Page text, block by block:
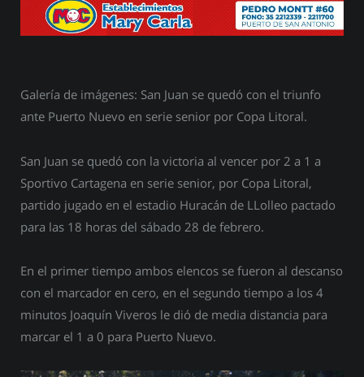
Galería de imágenes: San Juan se quedó con el triunfo
ante Puerto Nuevo en serie senior por Copa Litoral.
San Juan se quedó con la victoria al vencer por 2 a 1 a
Sportivo Cartagena en serie senior, por Copa Litoral,
partido jugado en el estadio Huracán de LLolleo pactado
para las 18 horas del sábado 28 de febrero.
En el primer tiempo ambos elencos se fueron al descanso
con el marcador en cero, en el segundo tiempo a los 4
minutos Joaquín Viveros le dió de media distancia para
marcar el 1 a 0 para Puerto Nuevo.